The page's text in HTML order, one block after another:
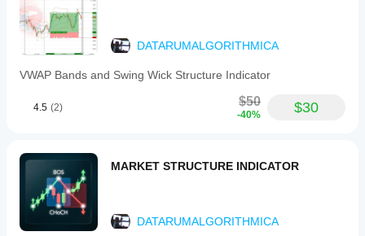
layout,
and
enable
or
specific
types.
multiple
languages
(English,
Italian,
Spanish,
DATARUMALGORITHMICA
VWAP Bands and Swing Wick Structure Indicator
4.5 (2) $50
-40% $30
MARKET STRUCTURE INDICATOR
DATARUMALGORITHMICA